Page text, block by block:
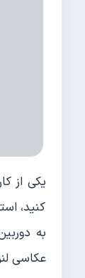
یکی از
کنید،
به
عکاسی